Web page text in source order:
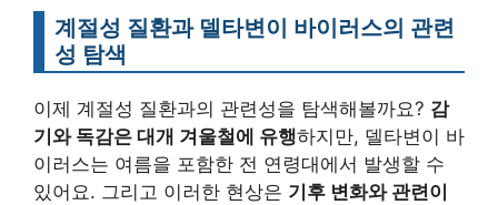
계절성 질환과 델타변이 바이러스의 관련
성 탐색
이제 계절성 질환과의 관련성을 탐색해볼까요? 감
기와 독감은 대개 겨울철에 유행하지만, 델타변이 바
이러스는 여름을 포함한 전 연령대에서 발생할 수
있어요. 그리고 이러한 현상은 기후 변화와 관련이